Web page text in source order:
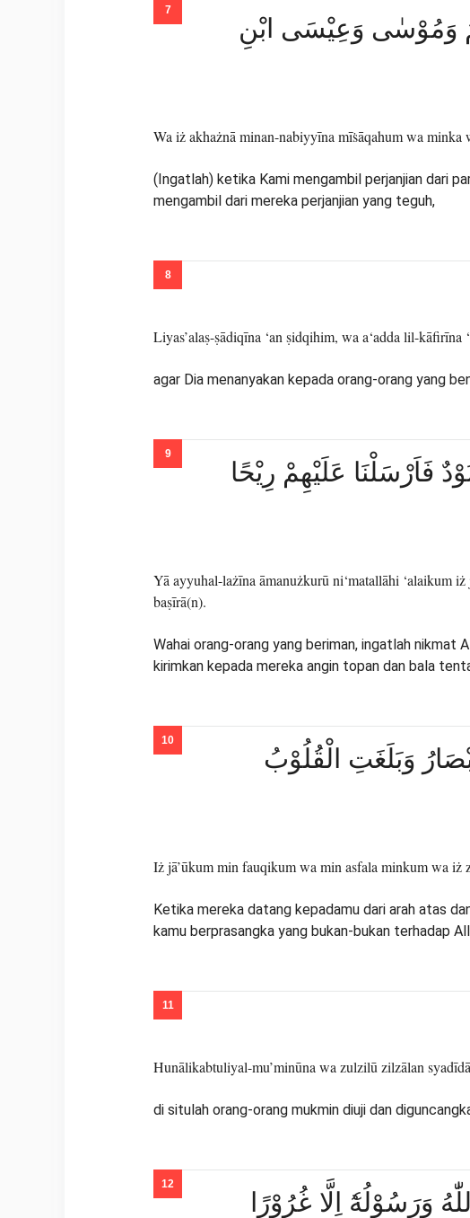
وَمُوْسٰى وَعِيْسَى ابْنِ
Wa iż akhażnā minan-nabiyyīna mīṡāqahum wa
(Ingatlah) ketika Kami mengambil perjanjian dari
mengambil dari mereka perjanjian yang teguh,
Liyas’alaṣ-ṣādiqīna ‘an ṣidqihim, wa a‘adda lil-kāfirīna
agar Dia menanyakan kepada orang-orang yang
فَاَرْسَلْنَا عَلَيْهِمْ رِيْحًا
Yā ayyuhal-lażīna āmanużkurū ni‘matallāhi ‘alaikum
baṣīrā(n).
Wahai orang-orang yang beriman, ingatlah nikmat
kirimkan kepada mereka angin topan dan bala
وَبَلَغَتِ الْقُلُوْبُ
Iż jā’ūkum min fauqikum wa min asfala minkum wa
Ketika mereka datang kepadamu dari arah atas
kamu berprasangka yang bukan-bukan terhadap
Hunālikabtuliyal-mu’minūna wa zulzilū zilzālan
di situlah orang-orang mukmin diuji dan
وَرَسُوْلُهٗٓ اِلَّا غُرُوْرًا